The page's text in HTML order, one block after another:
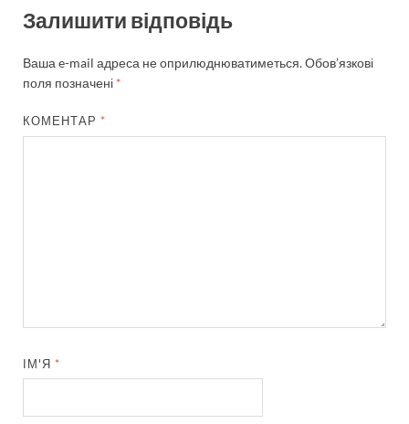
Залишити відповідь
Ваша e-mail адреса не оприлюднюватиметься.Обов’язкові
поля позначені *
КОМЕНТАР *
ІМ'Я *